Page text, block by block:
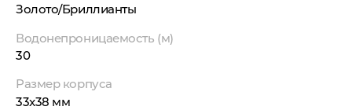
Золото/Бриллианты
Водонепроницаемость (м)
30
Размер корпуса
33x38 мм